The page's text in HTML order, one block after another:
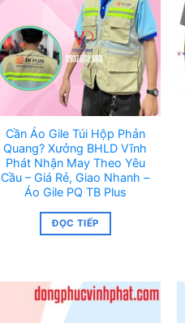
Cần Áo Gile Túi Hộp Phản
Quang? Xưởng BHLD Vĩnh
Phát Nhận May Theo Yêu
Cầu – Giá Rẻ, Giao Nhanh –
Áo Gile PQ TB Plus
ĐỌC TIẾP